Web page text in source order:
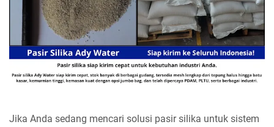
Jika Anda sedang mencari solusi pasir silika untuk sistem